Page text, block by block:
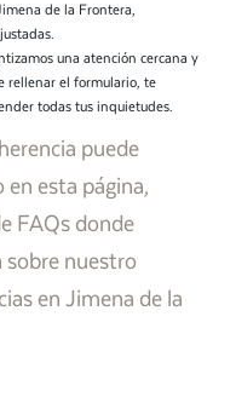
de la Frontera,
una atención cercana y
rellenar el formulario, te
todas tus inquietudes.
puede
en esta página,
FAQs donde
sobre nuestro
en Jimena de la